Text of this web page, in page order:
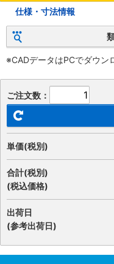
仕様・寸法情報
※CADデータはPCでダウン
ご注文数：
単価(税別)
合計(税別)
(税込価格)
出荷日
(参考出荷日)